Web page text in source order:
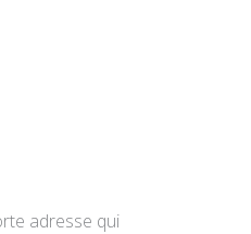
adresse qui